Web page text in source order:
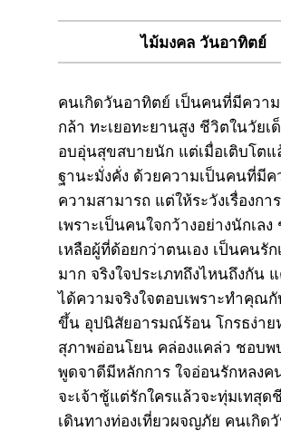
ไม้มงคล วันอาทิตย์
คนเกิดวันอาทิตย์ เป็นคนที่มีควา
กล้า ทะเยอทะยานสูง ชีวิตในวัยเ
อบอุ่นสุขสบายนัก แต่เมื่อเติบโตแ
ฐานะมั่งคั่ง ด้วยความเป็นคนที่มีค
ความสามารถ แต่ให้ระวังเรื่องกา
เพราะเป็นคนใจกว้างอย่างนักเล
เหลือผู้ที่ด้อยกว่าตนเอง เป็นคนรัก
มาก จริงใจประเภทถึงไหนถึงกัน
ได้ความจริงใจตอบเพราะทำคุณกั
ขึ้น อุปนิสัยอารมณ์ร้อน โกรธง่าย
สุภาพอ่อนโยน คล่องแคล่ว ชอบพ
พูดจาดีมีหลักการ ใจอ่อนรักหลงค
จะเจ้าชู้แต่รักใครแล้วจะทุ่มเทสุด
เดินทางท่องเที่ยวผจญภัย คนเกิด